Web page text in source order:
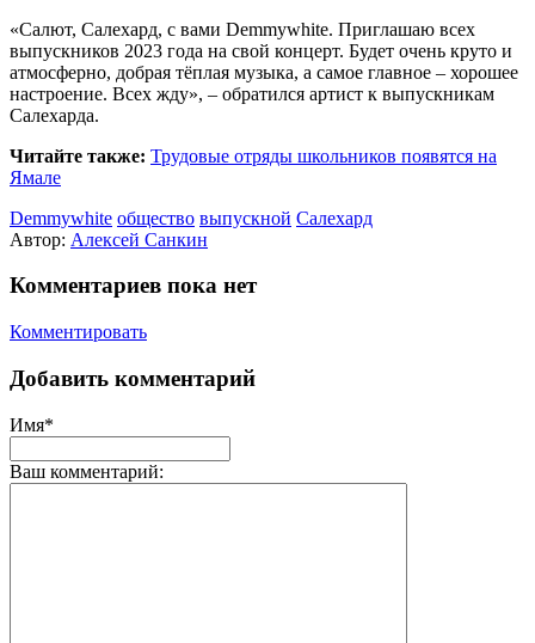
«Салют, Салехард, с вами Demmywhite. Приглашаю всех
выпускников 2023 года на свой концерт. Будет очень круто и
атмосферно, добрая тёплая музыка, а самое главное – хорошее
настроение. Всех жду», – обратился артист к выпускникам
Салехарда.
Читайте также: Трудовые отряды школьников появятся на
Ямале
Demmywhite общество выпускной Салехард
Автор: Алексей Санкин
Комментариев пока нет
Комментировать
Добавить комментарий
Имя*
Ваш комментарий: